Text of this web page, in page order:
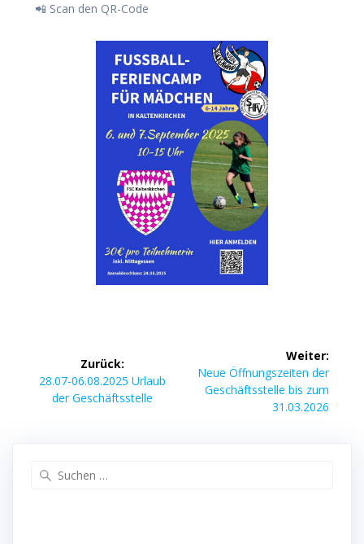
📲 Scan den QR-Code
Zurück:
Vorheriger
Beitrag:
28.07-06.08.2025 Urlaub
der Geschäftsstelle
Weiter:
Nächster
Beitrag:
Neue Öffnungszeiten der
Geschäftsstelle bis zum
31.03.2026